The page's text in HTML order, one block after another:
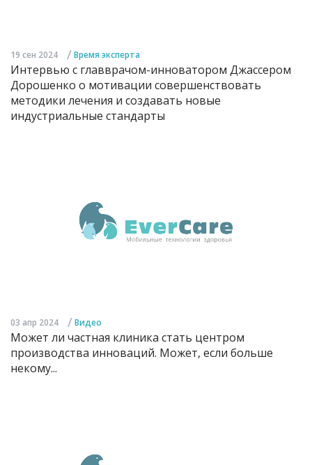
19 сен 2024 / Время эксперта
Интервью с главврачом-инноватором Джассером
Дорошенко о мотивации совершенствовать
методики лечения и создавать новые
индустриальные стандарты
03 апр 2024 / Видео
Может ли частная клиника стать центром
производства инноваций. Может, если больше
некому...